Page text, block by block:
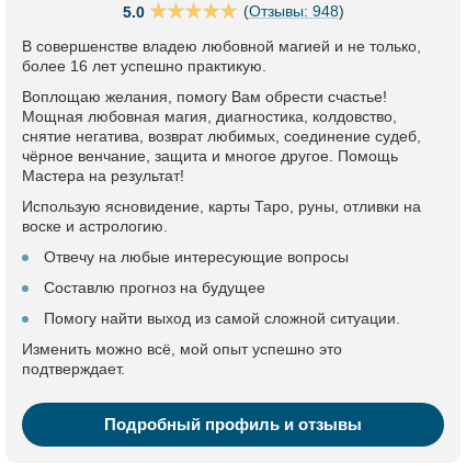
5.0 (Отзывы: 948)
В совершенстве владею любовной магией и не только,
более 16 лет успешно практикую.
Воплощаю желания, помогу Вам обрести счастье!
Мощная любовная магия, диагностика, колдовство,
снятие негатива, возврат любимых, соединение судеб,
чёрное венчание, защита и многое другое. Помощь
Мастера на результат!
Использую ясновидение, карты Таро, руны, отливки на
воске и астрологию.
Отвечу на любые интересующие вопросы
Составлю прогноз на будущее
Помогу найти выход из самой сложной ситуации.
Изменить можно всё, мой опыт успешно это
подтверждает.
Подробный профиль и отзывы